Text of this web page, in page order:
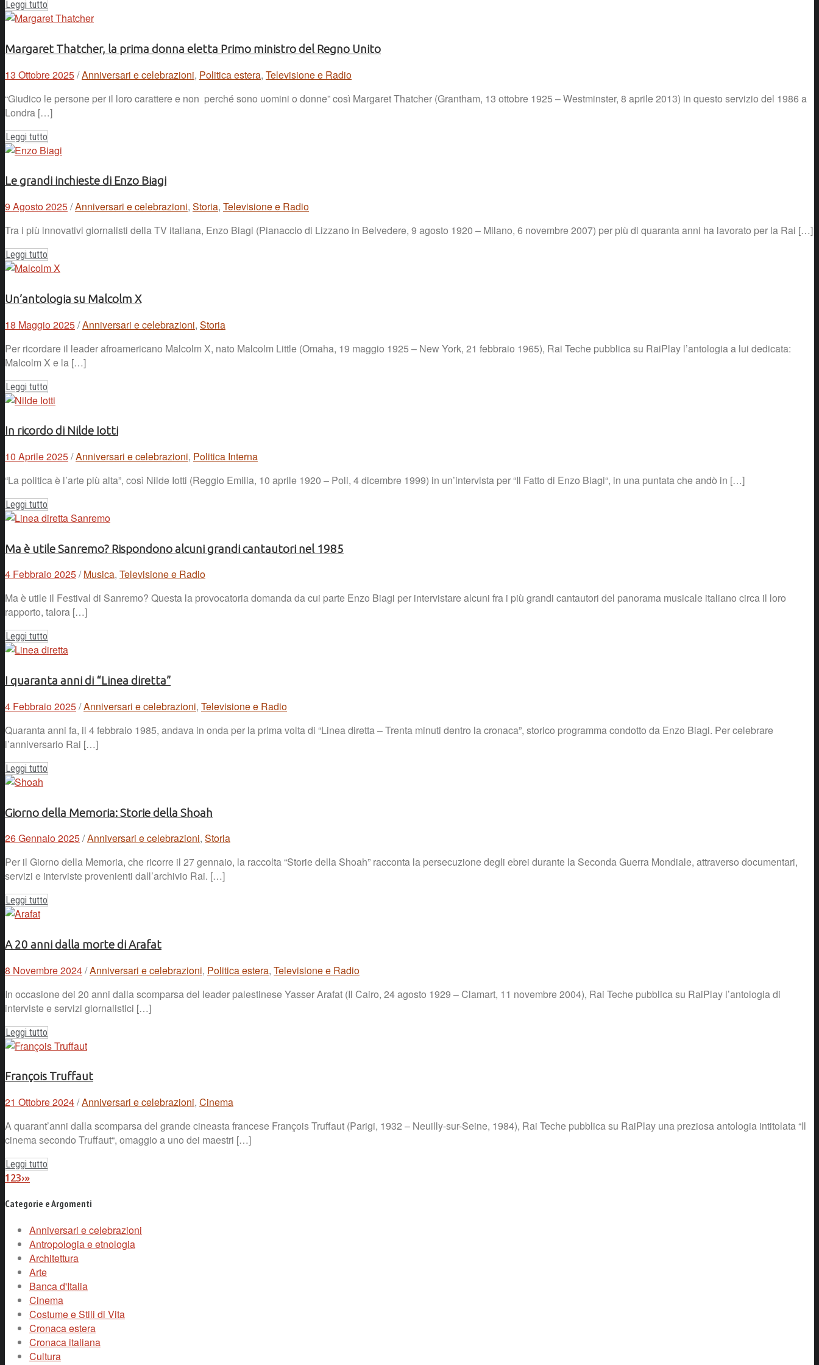
Leggi tutto
Margaret Thatcher, la prima donna eletta Primo ministro del Regno Unito
13 Ottobre 2025/Anniversari e celebrazioni, Politica estera, Televisione e Radio
“Giudico le persone per il loro carattere e non perché sono uomini o donne” così Margaret Thatcher (Grantham, 13 ottobre 1925 – Westminster, 8 aprile 2013) in questo servizio del 1986 a
Londra […]
Leggi tutto
Le grandi inchieste di Enzo Biagi
9 Agosto 2025/Anniversari e celebrazioni, Storia, Televisione e Radio
Tra i più innovativi giornalisti della TV italiana, Enzo Biagi (Pianaccio di Lizzano in Belvedere, 9 agosto 1920 – Milano, 6 novembre 2007) per più di quaranta anni ha lavorato per la Rai […]
Leggi tutto
Un’antologia su Malcolm X
18 Maggio 2025/Anniversari e celebrazioni, Storia
Per ricordare il leader afroamericano Malcolm X, nato Malcolm Little (Omaha, 19 maggio 1925 – New York, 21 febbraio 1965), Rai Teche pubblica su RaiPlay l’antologia a lui dedicata:
Malcolm X e la […]
Leggi tutto
In ricordo di Nilde Iotti
10 Aprile 2025/Anniversari e celebrazioni, Politica Interna
“La politica è l’arte più alta”, così Nilde Iotti (Reggio Emilia, 10 aprile 1920 – Poli, 4 dicembre 1999) in un’intervista per “Il Fatto di Enzo Biagi“, in una puntata che andò in […]
Leggi tutto
Ma è utile Sanremo? Rispondono alcuni grandi cantautori nel 1985
4 Febbraio 2025/ Musica, Televisione e Radio
Ma è utile il Festival di Sanremo? Questa la provocatoria domanda da cui parte Enzo Biagi per intervistare alcuni fra i più grandi cantautori del panorama musicale italiano circa il loro
rapporto, talora […]
Leggi tutto
I quaranta anni di “Linea diretta”
4 Febbraio 2025/Anniversari e celebrazioni, Televisione e Radio
Quaranta anni fa, il 4 febbraio 1985, andava in onda per la prima volta di “Linea diretta – Trenta minuti dentro la cronaca”, storico programma condotto da Enzo Biagi. Per celebrare
l’anniversario Rai […]
Leggi tutto
Giorno della Memoria: Storie della Shoah
26 Gennaio 2025/Anniversari e celebrazioni, Storia
Per il Giorno della Memoria, che ricorre il 27 gennaio, la raccolta “Storie della Shoah” racconta la persecuzione degli ebrei durante la Seconda Guerra Mondiale, attraverso documentari,
servizi e interviste provenienti dall’archivio Rai. […]
Leggi tutto
A 20 anni dalla morte di Arafat
8 Novembre 2024/Anniversari e celebrazioni, Politica estera, Televisione e Radio
In occasione dei 20 anni dalla scomparsa del leader palestinese Yasser Arafat (Il Cairo, 24 agosto 1929 – Clamart, 11 novembre 2004), Rai Teche pubblica su RaiPlay l’antologia di
interviste e servizi giornalistici […]
Leggi tutto
François Truffaut
21 Ottobre 2024/Anniversari e celebrazioni, Cinema
A quarant’anni dalla scomparsa del grande cineasta francese François Truffaut (Parigi, 1932 – Neuilly-sur-Seine, 1984), Rai Teche pubblica su RaiPlay una preziosa antologia intitolata “Il
cinema secondo Truffaut“, omaggio a uno dei maestri […]
Leggi tutto
123›»
Categorie e Argomenti
Anniversari e celebrazioni
Antropologia e etnologia
Architettura
Arte
Banca d'Italia
Cinema
Costume e Stili di Vita
Cronaca estera
Cronaca italiana
Cultura